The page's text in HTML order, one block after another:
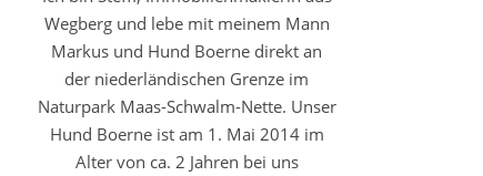
Wegberg und lebe mit meinem Mann
Markus und Hund Boerne direkt an
der niederländischen Grenze im
Naturpark Maas-Schwalm-Nette. Unser
Hund Boerne ist am 1. Mai 2014 im
Alter von ca. 2 Jahren bei uns